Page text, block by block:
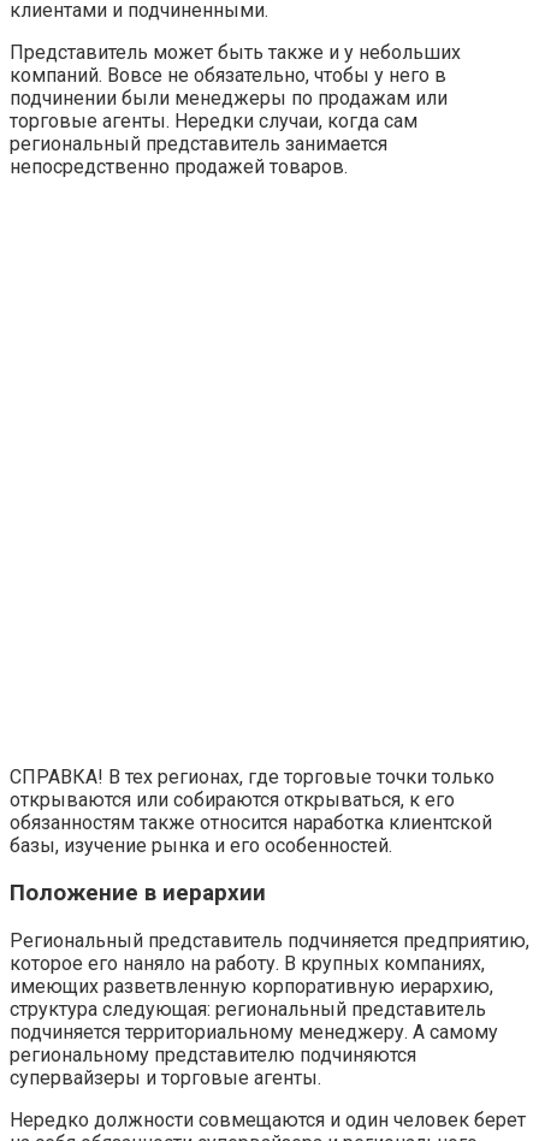
клиентами и подчиненными.
Представитель может быть также и у небольших
компаний. Вовсе не обязательно, чтобы у него в
подчинении были менеджеры по продажам или
торговые агенты. Нередки случаи, когда сам
региональный представитель занимается
непосредственно продажей товаров.
СПРАВКА! В тех регионах, где торговые точки только
открываются или собираются открываться, к его
обязанностям также относится наработка клиентской
базы, изучение рынка и его особенностей.
Положение в иерархии
Региональный представитель подчиняется предприятию,
которое его наняло на работу. В крупных компаниях,
имеющих разветвленную корпоративную иерархию,
структура следующая: региональный представитель
подчиняется территориальному менеджеру. А самому
региональному представителю подчиняются
супервайзеры и торговые агенты.
Нередко должности совмещаются и один человек берет